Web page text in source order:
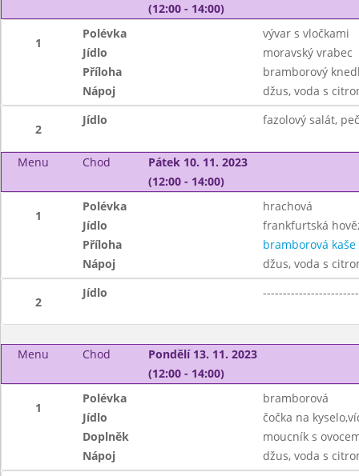
(12:00 - 14:00)
1
Polévka
vývar s vločkami
Jídlo
moravský vrabec
Příloha
bramborový
Nápoj
džus, voda s
2
Jídlo fazolový salát,
Menu Chod
Pátek 10. 11. 2023
(12:00 - 14:00)
1
Polévka
hrachová
Jídlo
frankfurtská
Příloha
bramborová kaše
Nápoj
džus, voda s
2
Jídlo
Menu Chod
Pondělí 13. 11. 2023
(12:00 - 14:00)
1
Polévka
bramborová
Jídlo
čočka na
Doplněk
moucník s
Nápoj
džus, voda s